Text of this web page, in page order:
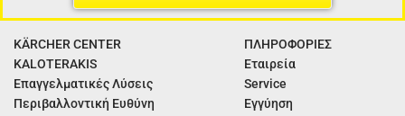
KÄRCHER CENTER
KALOTERAKIS
Επαγγελματικές Λύσεις
Περιβαλλοντική Ευθύνη
ΠΛΗΡΟΦΟΡΙΕΣ
Εταιρεία
Service
Εγγύηση